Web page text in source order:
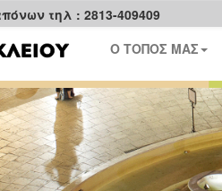
τηλ : 2813-409409
Ο ΤΟΠΟΣ ΜΑΣ